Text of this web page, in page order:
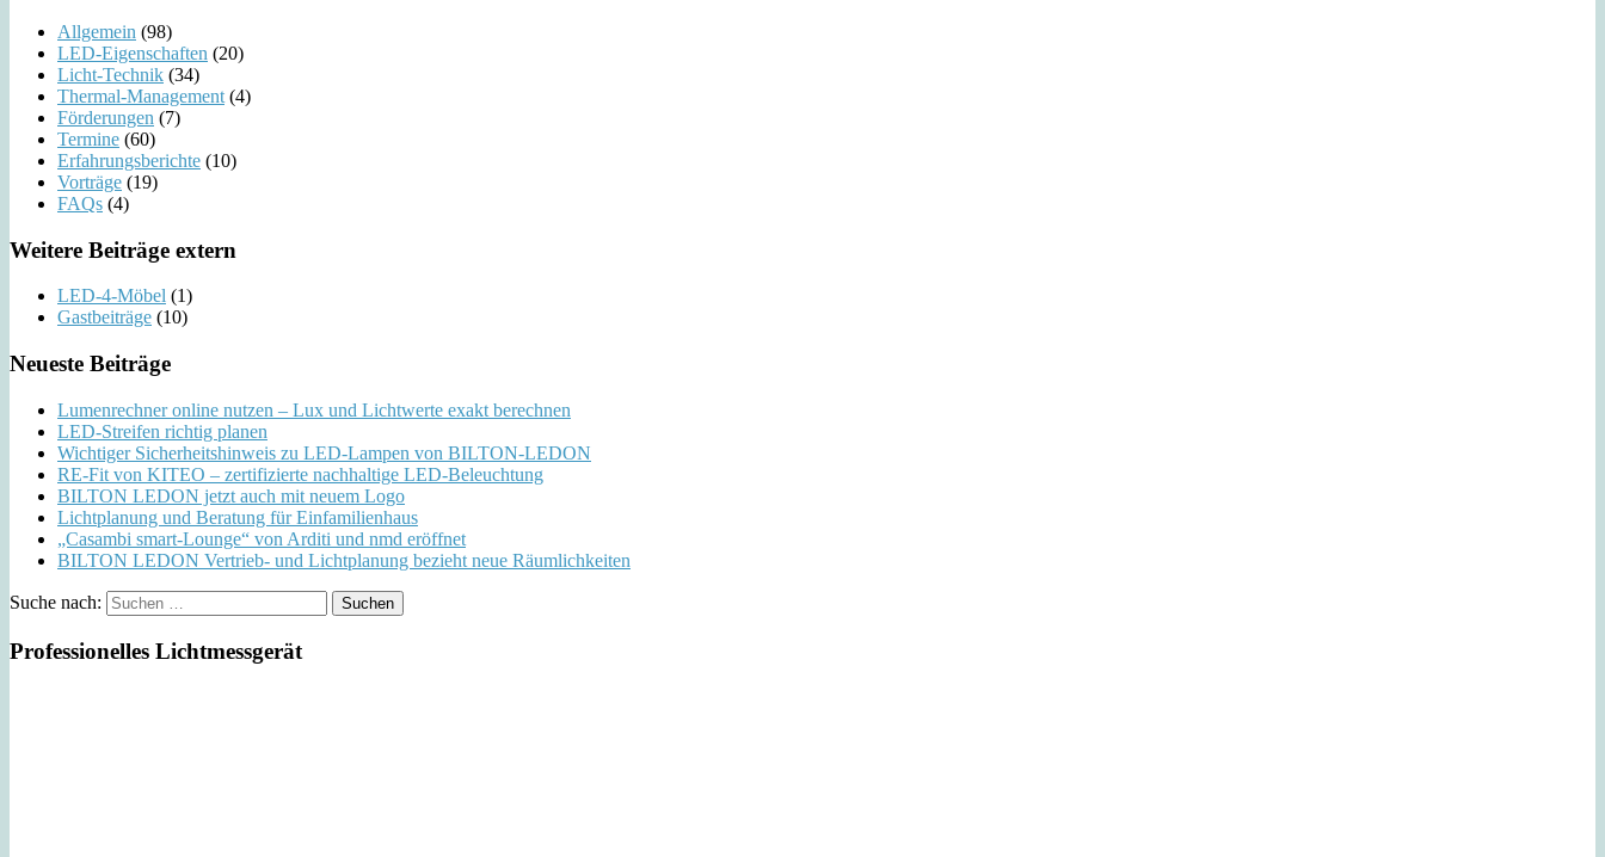
Allgemein (98)
LED-Eigenschaften (20)
Licht-Technik (34)
Thermal-Management (4)
Förderungen (7)
Termine (60)
Erfahrungsberichte (10)
Vorträge (19)
FAQs (4)
Weitere Beiträge extern
LED-4-Möbel (1)
Gastbeiträge (10)
Neueste Beiträge
Lumenrechner online nutzen – Lux und Lichtwerte exakt berechnen
LED-Streifen richtig planen
Wichtiger Sicherheitshinweis zu LED-Lampen von BILTON-LEDON
RE-Fit von KITEO – zertifizierte nachhaltige LED-Beleuchtung
BILTON LEDON jetzt auch mit neuem Logo
Lichtplanung und Beratung für Einfamilienhaus
„Casambi smart-Lounge“ von Arditi und nmd eröffnet
BILTON LEDON Vertrieb- und Lichtplanung bezieht neue Räumlichkeiten
Suche nach:
Professionelles Lichtmessgerät